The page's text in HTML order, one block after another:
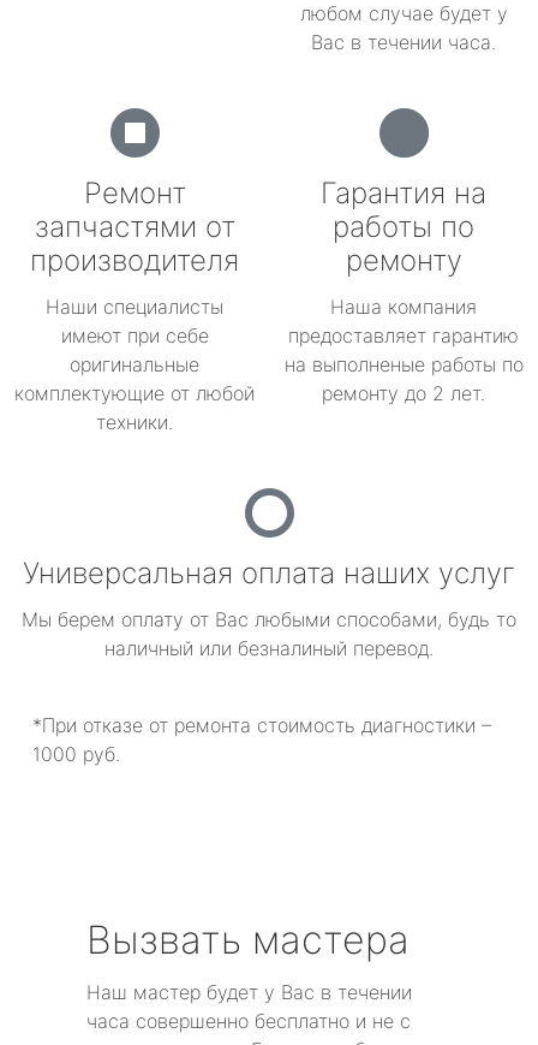
любом случае будет у
Вас в течении часа.
Ремонт
запчастями от
производителя
Наши специалисты
имеют при себе
оригинальные
комплектующие от любой
техники.
Гарантия на
работы по
ремонту
Наша компания
предоставляет гарантию
на выполненые работы по
ремонту до 2 лет.
Универсальная оплата наших услуг
Мы берем оплату от Вас любыми способами, будь то
наличный или безналиный перевод.
*При отказе от ремонта стоимость диагностики –
1000 руб.
Вызвать мастера
Наш мастер будет у Вас в течении
часа совершенно бесплатно и не с